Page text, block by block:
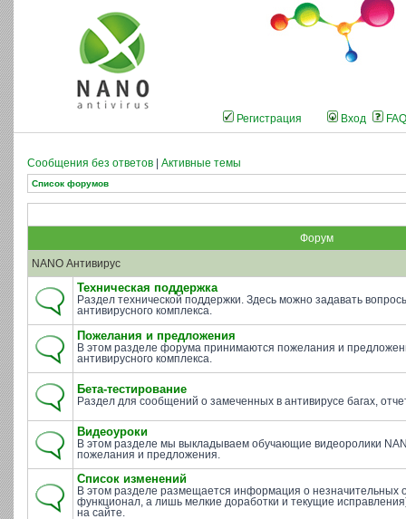
Регистрация Вход FAQ
Сообщения без ответов Активные темы
Список форумов
Форум
NANO Антивирус
Техническая поддержка
Раздел технической поддержки. Здесь можно задавать
антивирусного комплекса.
Пожелания и предложения
В этом разделе форума принимаются пожелания и
антивирусного комплекса.
Бета-тестирование
Раздел для сообщений о замеченных в антивирусе багах,
Видеоуроки
В этом разделе мы выкладываем обучающие видеоролики
пожелания и предложения.
Список изменений
В этом разделе размещается информация о незначительных
функционал, а лишь мелкие доработки и текущие
на сайте.